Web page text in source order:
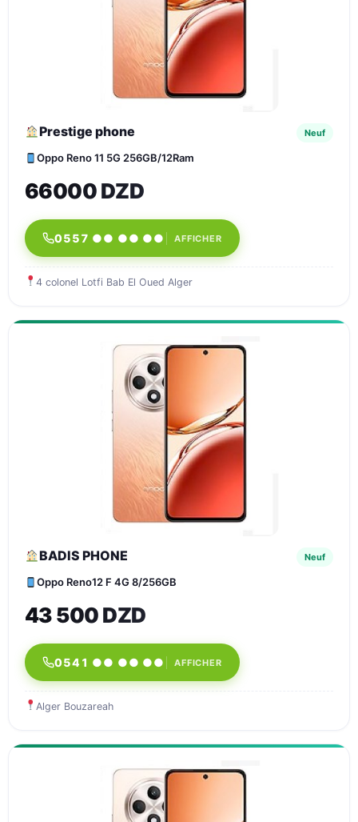
Prestige phone Neuf
Oppo Reno 11 5G 256GB/12Ram
66000 DZD
0557 ●● ●● ●● AFFICHER
4 colonel Lotfi Bab El Oued Alger
BADIS PHONE Neuf
Oppo Reno12 F 4G 8/256GB
43 500 DZD
0541 ●● ●● ●● AFFICHER
Alger Bouzareah